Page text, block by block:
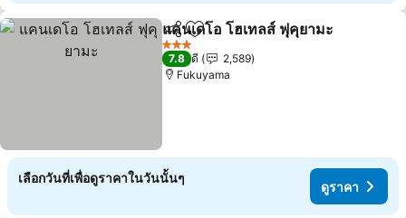
แชร์ เพิ่มในรายการโปรด
แคนเดโอ โฮเทลส์ ฟุคุยามะ
3 ดาว
7.8 ดี
2,589
Fukuyama
เลือกวันที่เพื่อดูราคาในวันนั้นๆ
ดูราคา